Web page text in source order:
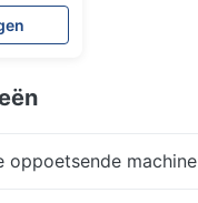
oppoetsende machine